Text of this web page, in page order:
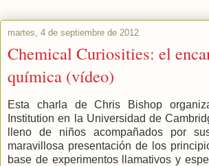
martes, 4 de septiembre de 2012
Chemical Curiosities: el
química (vídeo)
Esta charla de Chris Bishop
Institution en la Universidad de
lleno de niños acompañados por
maravillosa presentación de los
base de experimentos llamativos y